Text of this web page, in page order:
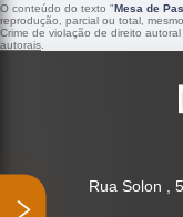
O conteúdo do texto "Mesa de
reprodução, parcial ou total,
Crime de violação de direito
autorais
Rua Solon ,